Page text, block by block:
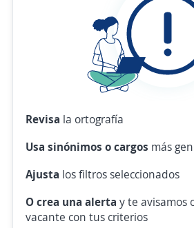
Revisa la ortografía
Usa sinónimos o cargos más
Ajusta los filtros seleccionados
O crea una alerta y te avisamos
vacante con tus criterios